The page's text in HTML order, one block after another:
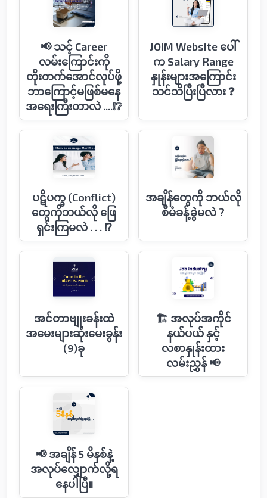
📢 သင့် Career
လမ်းကြောင်းကို
တိုးတက်အောင်လုပ်ဖို့
ဘာကြောင့်မဖြစ်မနေ
အရေးကြီးတာလဲ ....❕❔
JOIM Website ပေါ်
က Salary Range
နှုန်းများအကြောင်း
သင်သိပြီးပြီလား ❓
ပဋိပက္ခ (Conflict)
တွေကိုဘယ်လို ဖြေ
ရှင်းကြမလဲ . . . ⁉️
အချိန်တွေကို ဘယ်လို
စီမံခန့်ခွဲမလဲ ?
အင်တာဗျုးခန်းထဲ
အမေးများဆုံးမေးခွန်း
(9)ခု
🏗 အလုပ်အကိုင်
နယ်ပယ် နှင့်
လစာနှုန်းထား
လမ်းညွှန် 📢
📢 အချိန် 5 မိနစ်နဲ့
အလုပ်လျှောက်လို့ရ
နေပါပြီ။